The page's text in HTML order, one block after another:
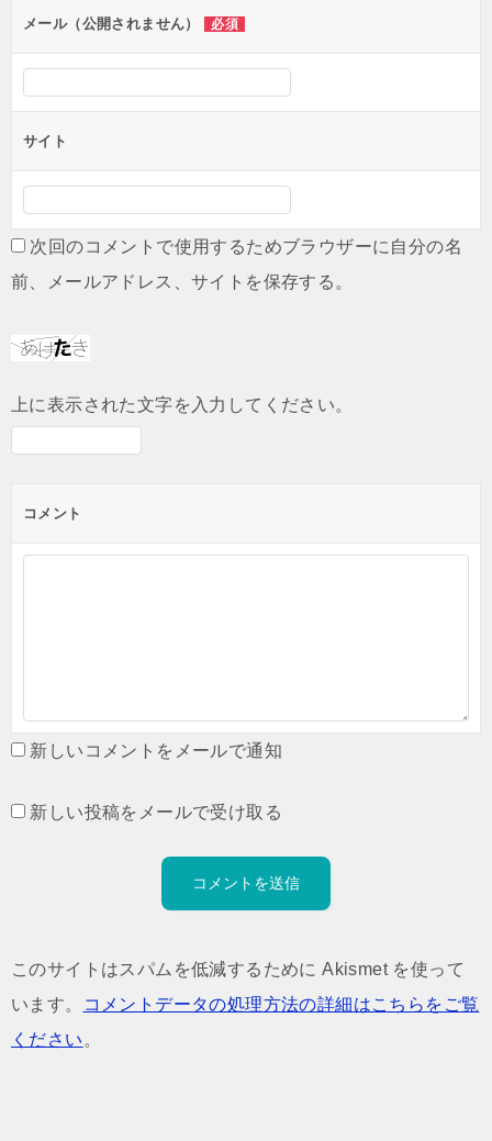
ンメール（公開されません） 必須
サイト
次回のコメントで使用するためブラウザーに自分の名
前、メールアドレス、サイトを保存する。
上に表示された文字を入力してください。
コメント
新しいコメントをメールで通知
新しい投稿をメールで受け取る
このサイトはスパムを低減するために Akismet を使って
います。
コメントデータの処理方法の詳細はこちらをご覧
ください 。